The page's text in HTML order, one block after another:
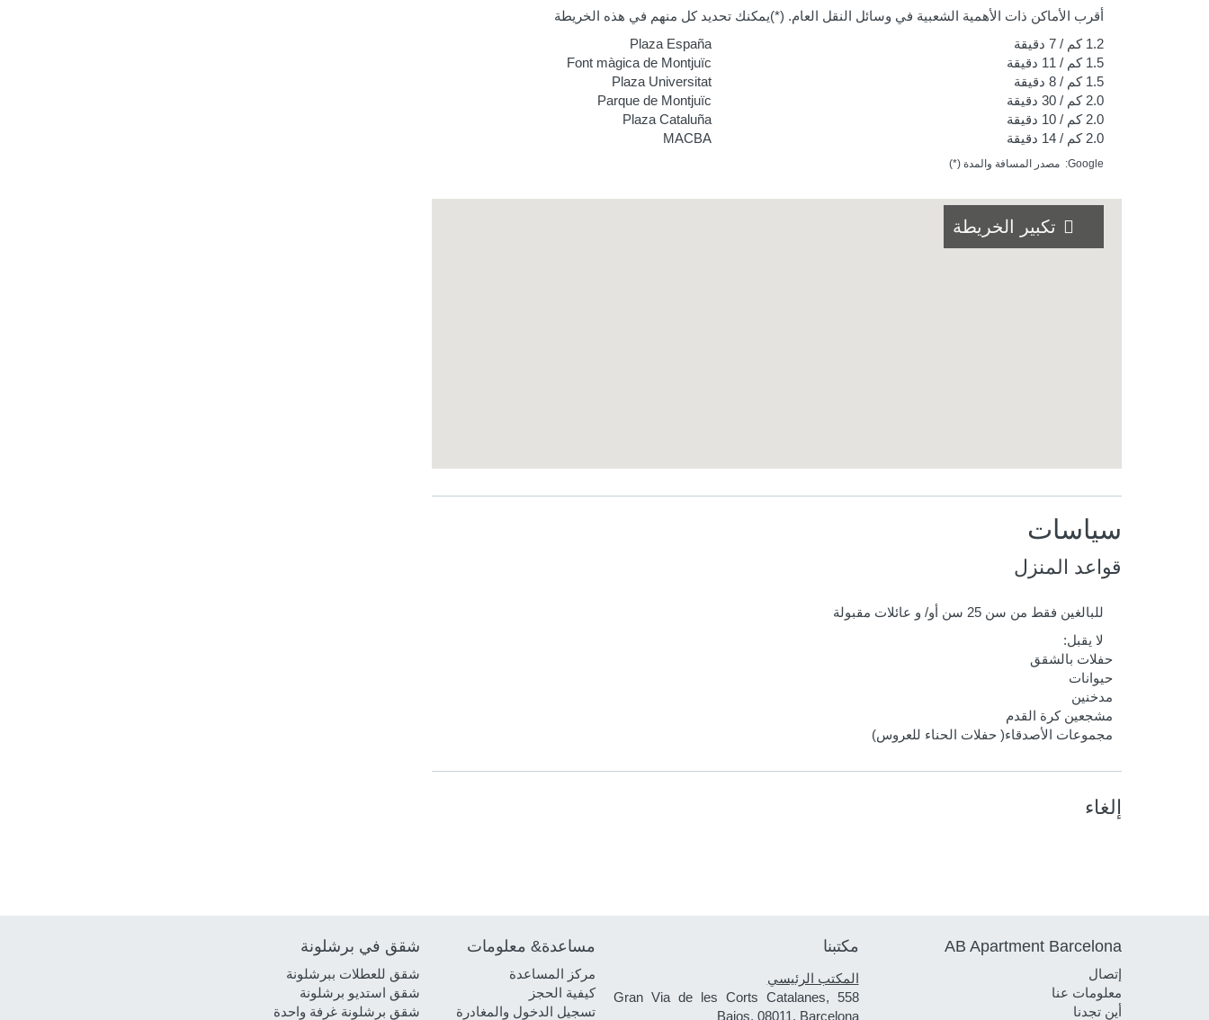
أقرب الأماكن ذات الأهمية الشعبية في وسائل النقل العام. (*)يمكنك تحديد كل منهم في هذه الخريطة
Plaza España
1.2 كم
/ 7 دقيقة
Font màgica de Montjuïc
1.5 كم
/ 11 دقيقة
Plaza Universitat
1.5 كم
/ 8 دقيقة
Parque de Montjuïc
2.0 كم
/ 30 دقيقة
Plaza Cataluña
2.0 كم
/ 10 دقيقة
MACBA
2.0 كم / 14 دقيقة
Google: مصدر المسافة والمدة (*)
تكبير الخريطة
سياسات
قواعد المنزل
للبالغين فقط من سن 25 سن أو/ و عائلات مقبولة
لا يقبل:
حفلات بالشقق
حيوانات
مدخنين
مشجعين كرة القدم
مجموعات الأصدقاء( حفلات الحناء للعروس)
إلغاء
AB Apartment Barcelona
إتصال
معلومات عنا
أين تجدنا
مكتبنا
المكتب الرئيسي
Gran Via de les Corts Catalanes, 558
Bajos, 08011, Barcelona
مساعدة& معلومات
مركز المساعدة
كيفية الحجز
تسجيل الدخول والمغادرة
شقق في برشلونة
شقق للعطلات ببرشلونة
شقق استديو برشلونة
شقق برشلونة غرفة واحدة